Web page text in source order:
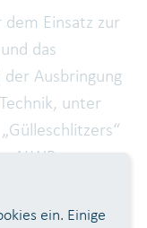
dem Einsatz zur
das
Ausbringung
unter
ALWB
Dünger
einerein. Einige